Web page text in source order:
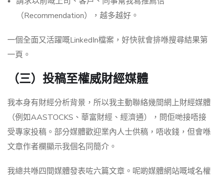
（Recommendation），越多越好。
一個全面又活躍嘅LinkedIn檔案，好快就會排喺搜尋結果第
一頁。
（三）投稿至權威財經媒體
我本身有財經分析背景，所以我主動聯絡幾間網上財經媒體
（例如AASTOCKS、華富財經、經濟通），問佢哋接唔接
受專家投稿。部分媒體歡迎業內人士供稿，唔收錢，但會喺
文章作者欄顯示我個名同簡介。
我總共喺四間媒體發表咗六篇文章。呢啲媒體網站嘅域名權